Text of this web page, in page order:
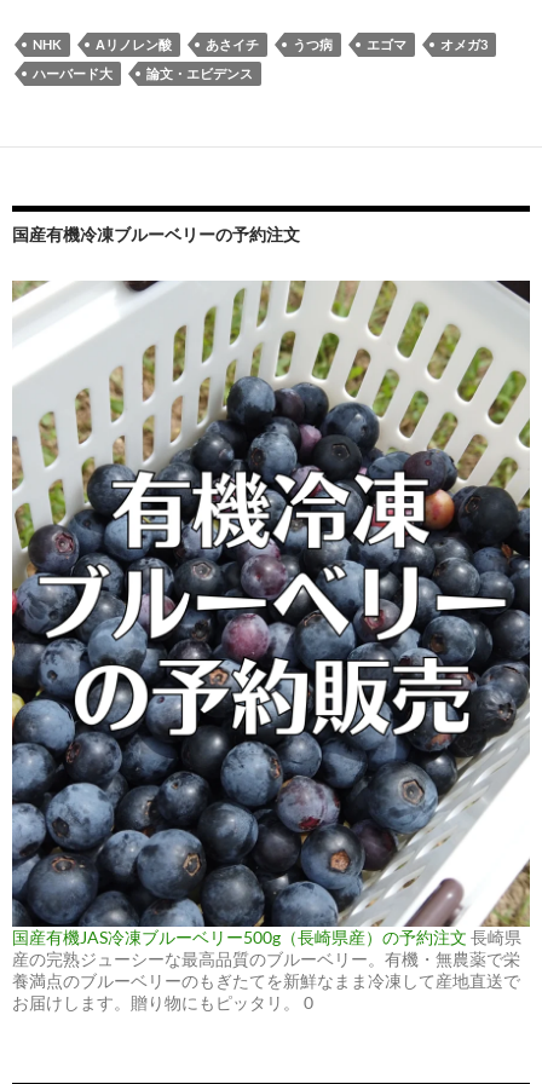
NHK Αリノレン酸 あさイチ うつ病 エゴマ
オメガ3
ハーバード大
論文・エビデンス
国産有機冷凍ブルーベリーの予約注文
国産有機JAS冷凍ブルーベリー500g（長崎県産）の予約注文 長崎県
産の完熟ジューシーな最高品質のブルーベリー。有機・無農薬で栄
養満点のブルーベリーのもぎたてを新鮮なまま冷凍して産地直送で
お届けします。贈り物にもピッタリ。 0